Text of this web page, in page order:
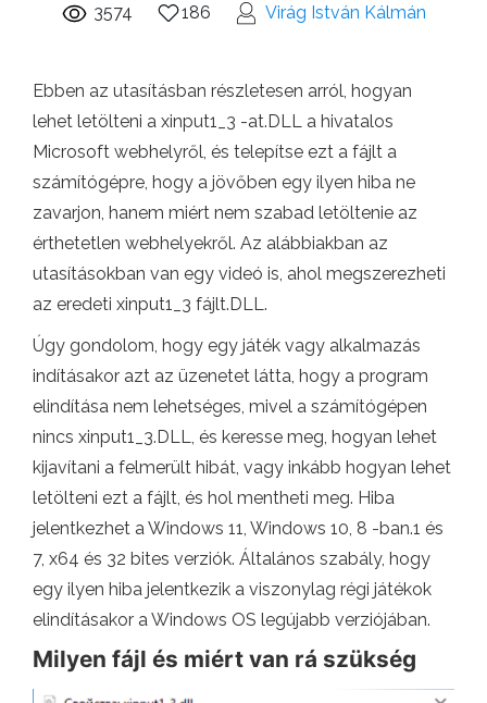
3574 186 Virág István Kálmán
Ebben az utasításban részletesen arról, hogyan
lehet letölteni a xinput1_3 -at.DLL a hivatalos
Microsoft webhelyről, és telepítse ezt a fájlt a
számítógépre, hogy a jövőben egy ilyen hiba ne
zavarjon, hanem miért nem szabad letöltenie az
érthetetlen webhelyekről. Az alábbiakban az
utasításokban van egy videó is, ahol megszerezheti
az eredeti xinput1_3 fájlt.DLL.
Úgy gondolom, hogy egy játék vagy alkalmazás
indításakor azt az üzenetet látta, hogy a program
elindítása nem lehetséges, mivel a számítógépen
nincs xinput1_3.DLL, és keresse meg, hogyan lehet
kijavítani a felmerült hibát, vagy inkább hogyan lehet
letölteni ezt a fájlt, és hol mentheti meg. Hiba
jelentkezhet a Windows 11, Windows 10, 8 -ban.1 és
7, x64 és 32 bites verziók. Általános szabály, hogy
egy ilyen hiba jelentkezik a viszonylag régi játékok
elindításakor a Windows OS legújabb verziójában.
Milyen fájl és miért van rá szükség